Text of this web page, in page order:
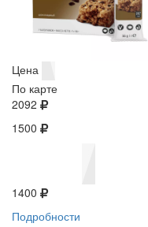
Цена
По карте
2092
1500
1400
Подробности